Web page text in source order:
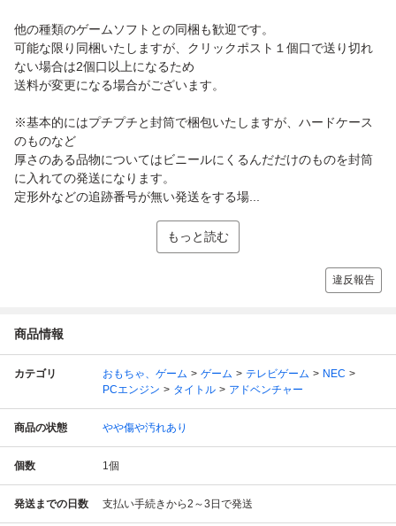
他の種類のゲームソフトとの同梱も歓迎です。
可能な限り同梱いたしますが、クリックポスト１個口で送り切れ
ない場合は2個口以上になるため
送料が変更になる場合がございます。
※基本的にはプチプチと封筒で梱包いたしますが、ハードケース
のものなど
厚さのある品物についてはビニールにくるんだだけのものを封筒
に入れての発送になります。
定形外などの追跡番号が無い発送をする場...
もっと読む
違反報告
商品情報
カテゴリ おもちゃ、ゲーム ゲーム テレビゲーム
NEC
PCエンジン
タイトル アドベンチャー
商品の状態 やや傷や汚れあり
個数 1個
発送までの日数 支払い手続きから2～3日で発送